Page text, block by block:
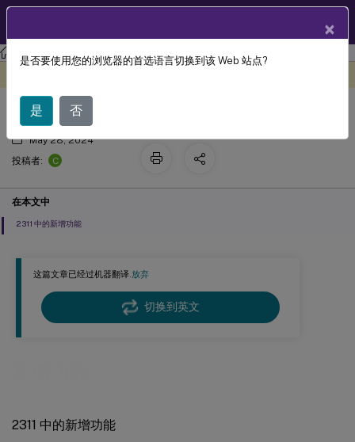
工作区环境管理 Workspace Environment Management 2311
这篇文章已经过机器翻译.放弃
切换到英文
2311 中的新增功能
新增功能
May 28, 2024
投稿者:
C
在本文中
2311 中的新增功能
×
是否要使用您的浏览器的首选语言切换到该 Web 站点?
是 否